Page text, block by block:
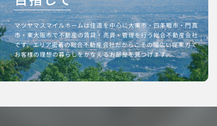
マツヤマスマイルホームは住道を中心に大東市・四条畷市・門真
市・東大阪市で不動産の賃貸・売買・管理を行う総合不動産会社
です。エリア密着の総合不動産会社だからこその幅広い提案力で
お客様の理想の暮らしをかなえるお部屋を見つけます。